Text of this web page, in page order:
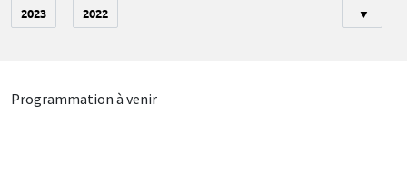
2023 2022 ▼
Programmation à venir